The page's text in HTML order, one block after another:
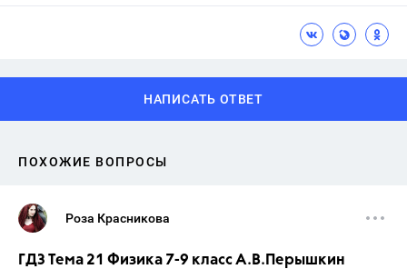
НАПИСАТЬ ОТВЕТ
ПОХОЖИЕ ВОПРОСЫ
Роза Красникова
ГДЗ Тема 21 Физика 7-9 класс А.В.Перышкин